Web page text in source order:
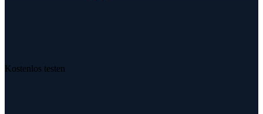
Kostenlos testen